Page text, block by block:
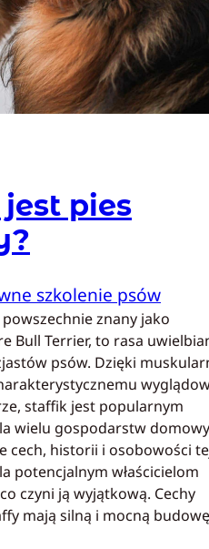
jest pies
szkolenie psów
znany jako
Bull Terrier, to rasa
psów. Dzięki
staffik jest popularnym
wielu gospodarstw
cech, historii i osobowości
potencjalnym właścicielom
czyni ją wyjątkową. Cechy
mają silną i mocną